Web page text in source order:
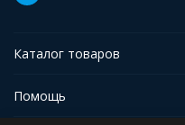
Каталог товаров
Помощь